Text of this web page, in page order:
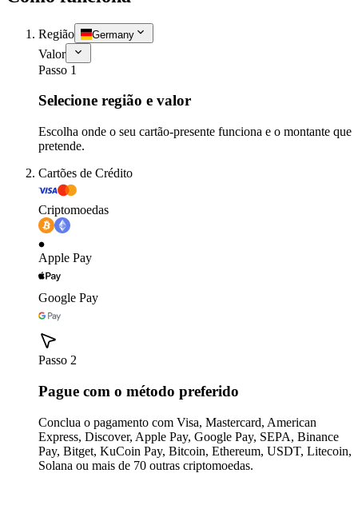
Região Germany
Valor
Passo 1
Selecione região e valor
Escolha onde o seu cartão-presente funciona e o montante que
pretende.
Cartões de Crédito
Criptomoedas
Apple Pay
Google Pay
Passo 2
Pague com o método preferido
Conclua o pagamento com Visa, Mastercard, American
Express, Discover, Apple Pay, Google Pay, SEPA, Binance
Pay, Bitget, KuCoin Pay, Bitcoin, Ethereum, USDT, Litecoin,
Solana ou mais de 70 outras criptomoedas.